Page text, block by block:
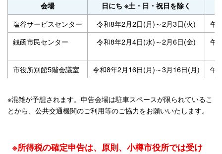
会場 日にち ※土・日・祝日を除く
塩谷サービスセンター 令和8年2月2日(月)～2月3日(火)
午
銭函市民センター
令和8年2月4日(水)～2月6日(金) 午
市役所別館5階会議室 令和8年2月16日(月)～3月16日(月) 午
※混雑が予想されます。申告会場は駐車スペースが限られているこ
とから、公共交通機関のご利用等のご協力をお願いいたします。
※所得税の確定申告は、原則、小樽市役所では受け